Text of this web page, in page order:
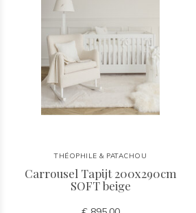
THÉOPHILE & PATACHOU
Carrousel Tapijt 200x290cm
SOFT beige